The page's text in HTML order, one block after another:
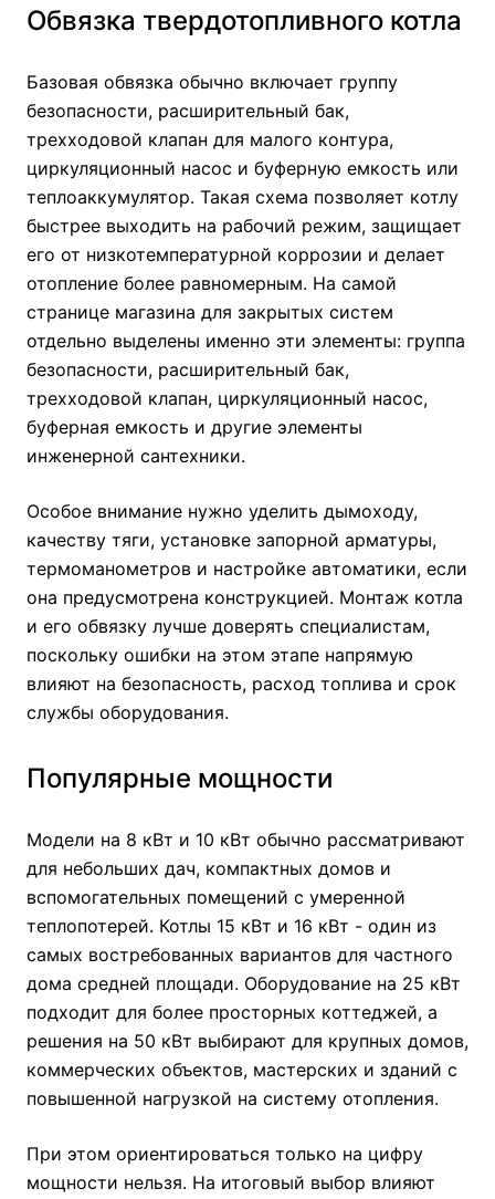
Обвязка твердотопливного котла
Базовая обвязка обычно включает группу
безопасности, расширительный бак,
трехходовой клапан для малого контура,
циркуляционный насос и буферную емкость или
теплоаккумулятор. Такая схема позволяет котлу
быстрее выходить на рабочий режим, защищает
его от низкотемпературной коррозии и делает
отопление более равномерным. На самой
странице магазина для закрытых систем
отдельно выделены именно эти элементы: группа
безопасности, расширительный бак,
трехходовой клапан, циркуляционный насос,
буферная емкость и другие элементы
инженерной сантехники.
Особое внимание нужно уделить дымоходу,
качеству тяги, установке запорной арматуры,
термоманометров и настройке автоматики, если
она предусмотрена конструкцией. Монтаж котла
и его обвязку лучше доверять специалистам,
поскольку ошибки на этом этапе напрямую
влияют на безопасность, расход топлива и срок
службы оборудования.
Популярные мощности
Модели на 8 кВт и 10 кВт обычно рассматривают
для небольших дач, компактных домов и
вспомогательных помещений с умеренной
теплопотерей. Котлы 15 кВт и 16 кВт - один из
самых востребованных вариантов для частного
дома средней площади. Оборудование на 25 кВт
подходит для более просторных коттеджей, а
решения на 50 кВт выбирают для крупных домов,
коммерческих объектов, мастерских и зданий с
повышенной нагрузкой на систему отопления.
При этом ориентироваться только на цифру
мощности нельзя. На итоговый выбор влияют